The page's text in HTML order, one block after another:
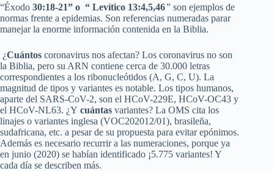
“Éxodo 30:18-21” o “ Levítico 13:4,5,46” son ejemplos de
normas frente a epidemias. Son referencias numeradas parar
manejar la enorme información contenida en la Biblia.
¿Cuántos coronavirus nos afectan? Los coronavirus no son
la Biblia, pero su ARN contiene cerca de 30.000 letras
correspondientes a los ribonucleótidos (A, G, C, U). La
magnitud de tipos y variantes es notable. Los tipos humanos,
aparte del SARS-CoV-2, son el HCoV-229E, HCoV-OC43 y
el HCoV-NL63. ¿Y cuántas variantes? La OMS cita los
linajes o variantes inglesa (VOC202012/01), brasileña,
sudafricana, etc. a pesar de su propuesta para evitar epónimos.
Además es necesario recurrir a las numeraciones, porque ya
en junio (2020) se habían identificado ¡5.775 variantes! Y
cada día se describen más.